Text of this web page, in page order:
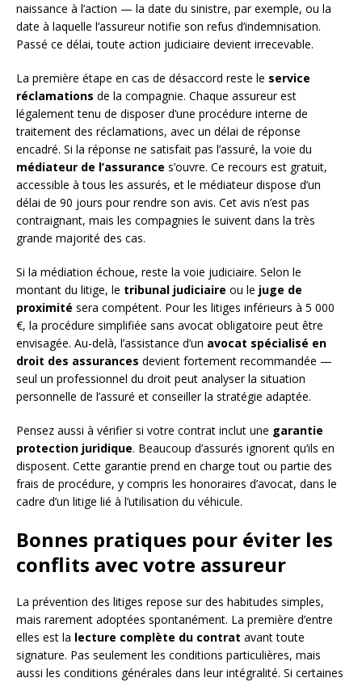
naissance à l’action — la date du sinistre, par exemple, ou la
date à laquelle l’assureur notifie son refus d’indemnisation.
Passé ce délai, toute action judiciaire devient irrecevable.
La première étape en cas de désaccord reste le service
réclamations de la compagnie. Chaque assureur est
légalement tenu de disposer d’une procédure interne de
traitement des réclamations, avec un délai de réponse
encadré. Si la réponse ne satisfait pas l’assuré, la voie du
médiateur de l’assurance s’ouvre. Ce recours est gratuit,
accessible à tous les assurés, et le médiateur dispose d’un
délai de 90 jours pour rendre son avis. Cet avis n’est pas
contraignant, mais les compagnies le suivent dans la très
grande majorité des cas.
Si la médiation échoue, reste la voie judiciaire. Selon le
montant du litige, le tribunal judiciaire ou le juge de
proximité sera compétent. Pour les litiges inférieurs à 5 000
€, la procédure simplifiée sans avocat obligatoire peut être
envisagée. Au-delà, l’assistance d’un avocat spécialisé en
droit des assurances devient fortement recommandée —
seul un professionnel du droit peut analyser la situation
personnelle de l’assuré et conseiller la stratégie adaptée.
Pensez aussi à vérifier si votre contrat inclut une garantie
protection juridique. Beaucoup d’assurés ignorent qu’ils en
disposent. Cette garantie prend en charge tout ou partie des
frais de procédure, y compris les honoraires d’avocat, dans le
cadre d’un litige lié à l’utilisation du véhicule.
Bonnes pratiques pour éviter les
conflits avec votre assureur
La prévention des litiges repose sur des habitudes simples,
mais rarement adoptées spontanément. La première d’entre
elles est la lecture complète du contrat avant toute
signature. Pas seulement les conditions particulières, mais
aussi les conditions générales dans leur intégralité. Si certaines